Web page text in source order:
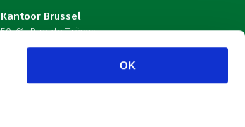
OK
Kantoor Brussel
59-61, Rue de Trèves
B-1040 Brussel – België
Volg ons